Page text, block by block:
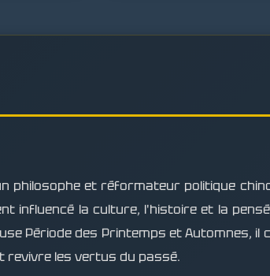
philosophe et réformateur politique
influencé la culture, l'histoire et la
Période des Printemps et Automnes,
revivre les vertus du passé.